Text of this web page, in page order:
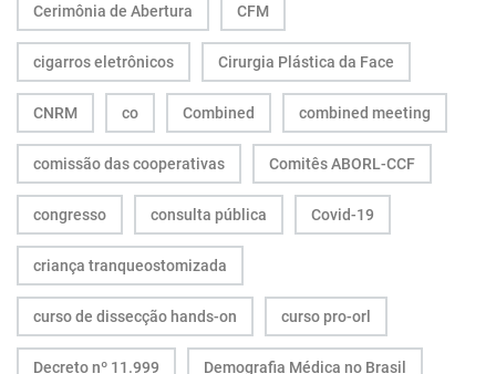
Cerimônia de Abertura CFM
cigarros eletrônicos Cirurgia Plástica da Face
CNRM co Combined combined meeting
comissão das cooperativas Comitês ABORL-CCF
congresso consulta pública Covid-19
criança tranqueostomizada
curso de dissecção hands-on curso pro-orl
Decreto nº 11.999 Demografia Médica no Brasil